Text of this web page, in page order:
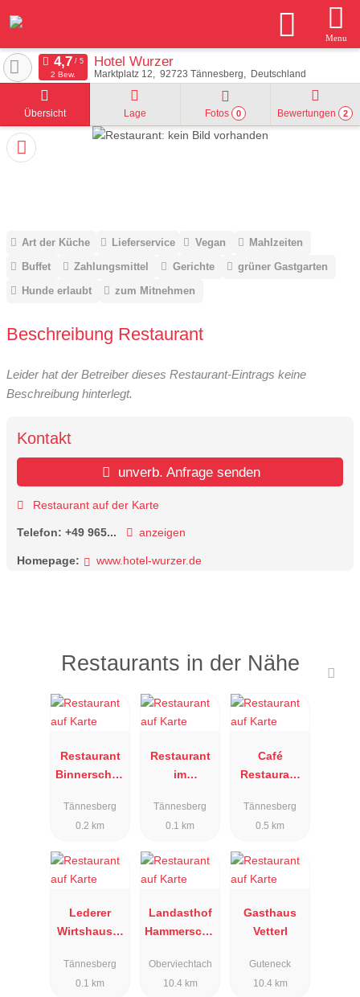
Menu
Hotel Wurzer
Marktplatz 12 92723 Tännesberg Deutschland
2 Bew.
Übersicht Lage Fotos 0 Bewertungen 2
Art der Küche Lieferservice Vegan
Mahlzeiten
Buffet
Zahlungsmittel Gerichte
grüner Gastgarten
Hunde erlaubt
zum Mitnehmen
Beschreibung Restaurant
Leider hat der Betreiber dieses Restaurant-Eintrags keine
Beschreibung hinterlegt.
Kontakt
unverb. Anfrage senden
Restaurant auf der Karte
Telefon: +49 965... anzeigen
Homepage: www.hotel-wurzer.de
Restaurants in der Nähe
Restaurant
Binnerschrei
Tännesberg
0.2 km
Restaurant
im
zur Post
Tännesberg
0.1 km
Café
Restaurant
Tännesberg
0.5 km
Lederer
Wirtshaus &
Tännesberg
0.1 km
Landasthof
Hammerschä
Oberviechtach
10.4 km
Gasthaus
Vetterl
Guteneck
10.4 km